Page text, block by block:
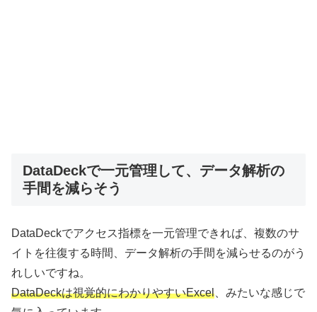
DataDeckで一元管理して、データ解析の
手間を減らそう
DataDeckでアクセス指標を一元管理できれば、複数のサ
イトを往復する時間、データ解析の手間を減らせるのがう
れしいですね。
DataDeckは視覚的にわかりやすいExcel、みたいな感じで